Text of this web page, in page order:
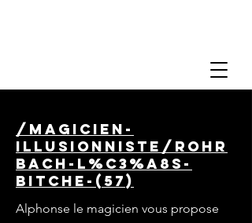
/magicien-
illusionniste/rohr
bach-l%C3%A8s-
bitche-(57)
Alphonse le magicien vous propose